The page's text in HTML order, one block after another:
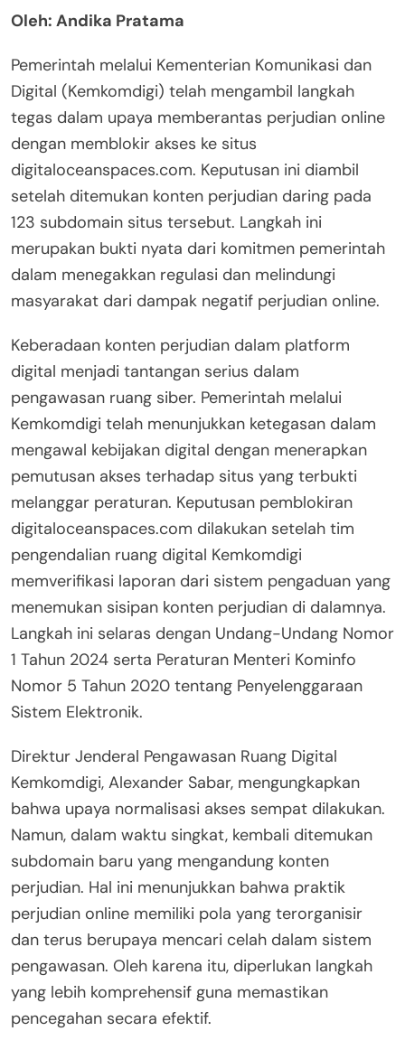
Oleh: Andika Pratama
Pemerintah melalui Kementerian Komunikasi dan
Digital (Kemkomdigi) telah mengambil langkah
tegas dalam upaya memberantas perjudian online
dengan memblokir akses ke situs
digitaloceanspaces.com. Keputusan ini diambil
setelah ditemukan konten perjudian daring pada
123 subdomain situs tersebut. Langkah ini
merupakan bukti nyata dari komitmen pemerintah
dalam menegakkan regulasi dan melindungi
masyarakat dari dampak negatif perjudian online.
Keberadaan konten perjudian dalam platform
digital menjadi tantangan serius dalam
pengawasan ruang siber. Pemerintah melalui
Kemkomdigi telah menunjukkan ketegasan dalam
mengawal kebijakan digital dengan menerapkan
pemutusan akses terhadap situs yang terbukti
melanggar peraturan. Keputusan pemblokiran
digitaloceanspaces.com dilakukan setelah tim
pengendalian ruang digital Kemkomdigi
memverifikasi laporan dari sistem pengaduan yang
menemukan sisipan konten perjudian di dalamnya.
Langkah ini selaras dengan Undang-Undang Nomor
1 Tahun 2024 serta Peraturan Menteri Kominfo
Nomor 5 Tahun 2020 tentang Penyelenggaraan
Sistem Elektronik.
Direktur Jenderal Pengawasan Ruang Digital
Kemkomdigi, Alexander Sabar, mengungkapkan
bahwa upaya normalisasi akses sempat dilakukan.
Namun, dalam waktu singkat, kembali ditemukan
subdomain baru yang mengandung konten
perjudian. Hal ini menunjukkan bahwa praktik
perjudian online memiliki pola yang terorganisir
dan terus berupaya mencari celah dalam sistem
pengawasan. Oleh karena itu, diperlukan langkah
yang lebih komprehensif guna memastikan
pencegahan secara efektif.